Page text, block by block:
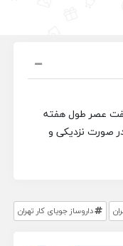
عصر طول هفته
هم در صورت نزدیکی و
داروساز جویای کار تهران